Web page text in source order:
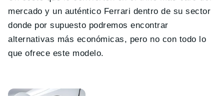
mercado y un auténtico Ferrari dentro de su sector
donde por supuesto podremos encontrar
alternativas más económicas, pero no con todo lo
que ofrece este modelo.